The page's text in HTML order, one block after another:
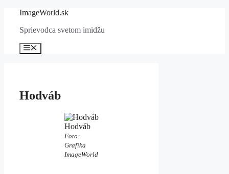
Preskočiť
obsah
ImageWorld.sk
Sprievodca svetom imidžu
Menu
Hodváb
Hodváb
Foto:
Grafika
ImageWorld